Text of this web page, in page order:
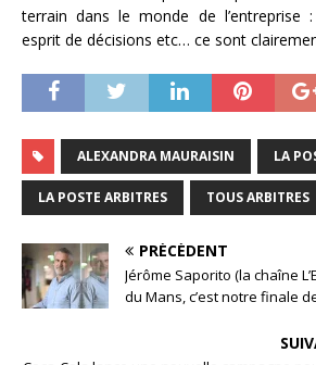
terrain dans le monde de l’entreprise
esprit de décisions etc… ce sont
ALEXANDRA MAURAISIN LA
LA POSTE ARBITRES TOUS ARBITRES
PRÉCÉDENT
Jérôme Saporito (la chaîne
du Mans, c’est notre finale